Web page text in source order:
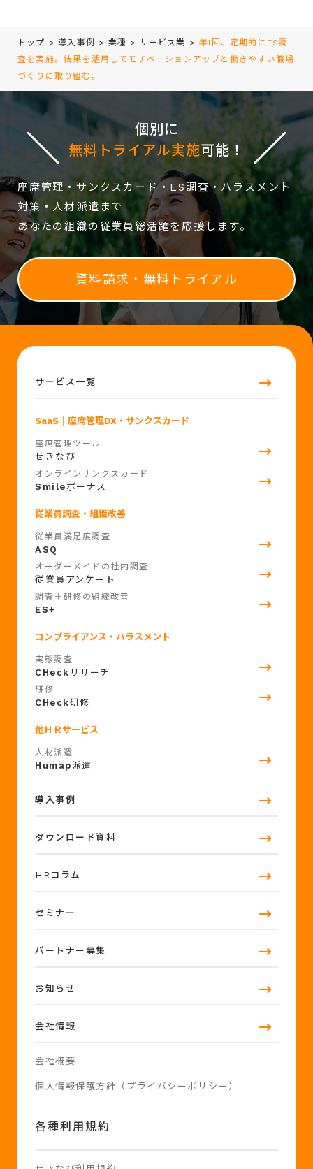
トップ >導入事例 > 業種 > サービス業 > 年1回、定期的にES調
査を実施。結果を活用してモチベーションアップと働きやすい職場
づくりに取り組む。
個別に
無料トライアル実施可能！
座席管理・サンクスカード・ES調査・ハラスメント
対策・人材派遣まで
あなたの組織の従業員総活躍を応援します。
資料請求・無料トライアル
サービス一覧
SaaS ｜座席管理DX・サンクスカード
座席管理ツール
せきなび
オンラインサンクスカード
Smile ボーナス
従業員調査・組織改善
従業員満足度調査
ASQ
オーダーメイドの社内調査
従業員アンケート
調査＋研修の組織改善
ES+
コンプライアンス・ハラスメント
実態調査
CHeck リサーチ
研修
CHeck研修
他ＨＲサービス
人材派遣
Humap 派遣
導入事例
ダウンロード資料
HRコラム
セミナー
パートナー募集
お知らせ
会社情報
会社概要
個人情報保護方針（プライバシーポリシー）
各種利用規約